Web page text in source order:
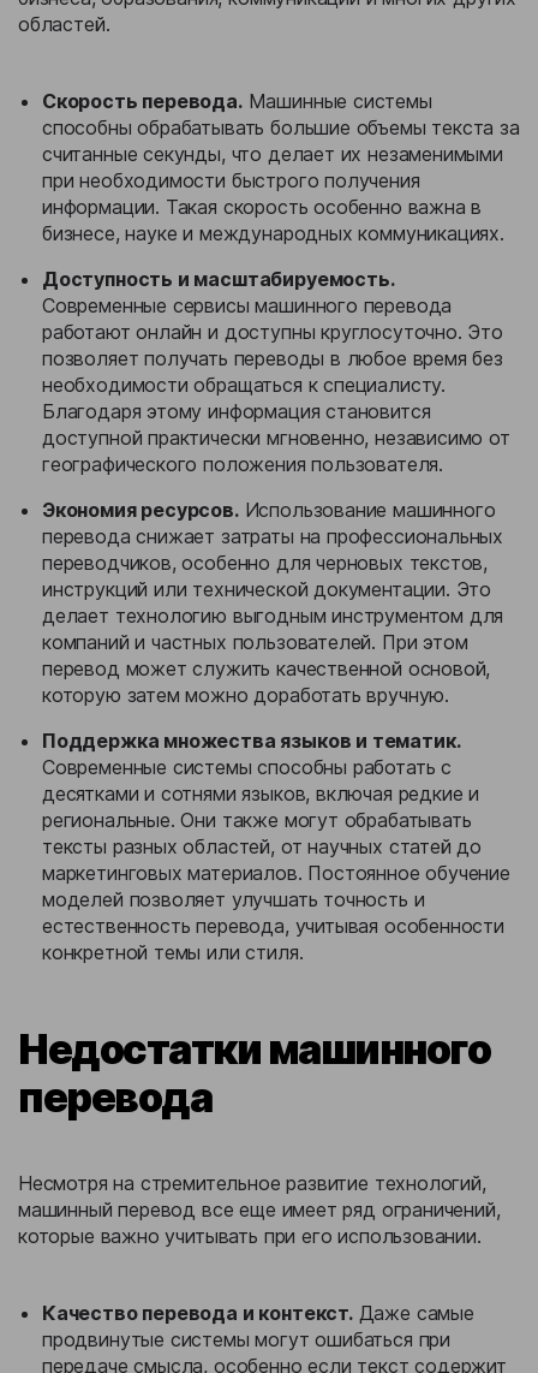
областей.
Скорость перевода.Машинные системы
способны обрабатывать большие объемы текста за
считанные секунды, что делает их незаменимыми
при необходимости быстрого получения
информации. Такая скорость особенно важна в
бизнесе, науке и международных коммуникациях.
Доступность и масштабируемость.
Современные сервисы машинного перевода
работают онлайн и доступны круглосуточно. Это
позволяет получать переводы в любое время без
необходимости обращаться к специалисту.
Благодаря этому информация становится
доступной практически мгновенно, независимо от
географического положения пользователя.
Экономия ресурсов.Использование машинного
перевода снижает затраты на профессиональных
переводчиков, особенно для черновых текстов,
инструкций или технической документации. Это
делает технологию выгодным инструментом для
компаний и частных пользователей. При этом
перевод может служить качественной основой,
которую затем можно доработать вручную.
Поддержка множества языков и тематик.
Современные системы способны работать с
десятками и сотнями языков, включая редкие и
региональные. Они также могут обрабатывать
тексты разных областей, от научных статей до
маркетинговых материалов. Постоянное обучение
моделей позволяет улучшать точность и
естественность перевода, учитывая особенности
конкретной темы или стиля.
Недостатки машинного
перевода
Несмотря на стремительное развитие технологий,
машинный перевод все еще имеет ряд ограничений,
которые важно учитывать при его использовании.
Качество перевода и контекст.Даже самые
продвинутые системы могут ошибаться при
передаче смысла, особенно если текст содержит